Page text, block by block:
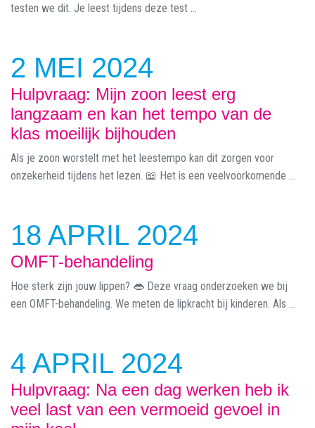
testen we dit. Je leest tijdens deze test ...
2 MEI 2024
Hulpvraag: Mijn zoon leest erg
langzaam en kan het tempo van de
klas moeilijk bijhouden
Als je zoon worstelt met het leestempo kan dit zorgen voor
onzekerheid tijdens het lezen. 📖 Het is een veelvoorkomende ...
18 APRIL 2024
OMFT-behandeling
Hoe sterk zijn jouw lippen? 👄 Deze vraag onderzoeken we bij
een OMFT-behandeling. We meten de lipkracht bij kinderen. Als ...
4 APRIL 2024
Hulpvraag: Na een dag werken heb ik
veel last van een vermoeid gevoel in